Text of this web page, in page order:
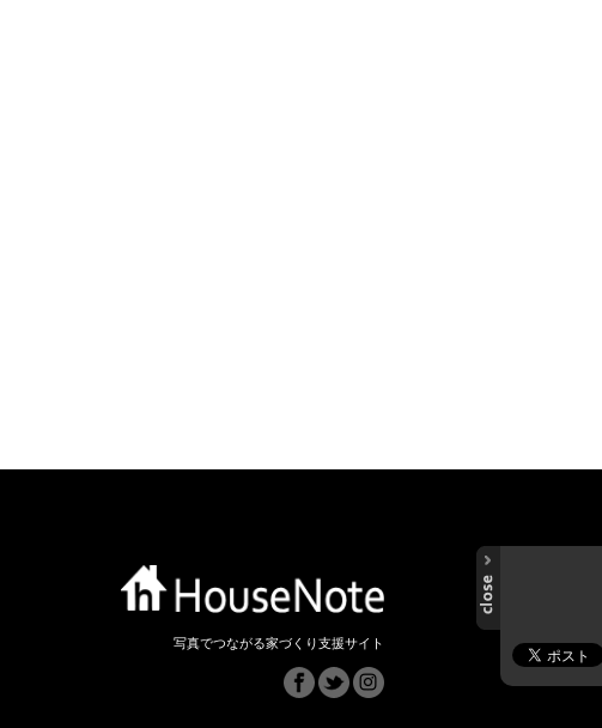
写真でつながる家づくり支援サイト